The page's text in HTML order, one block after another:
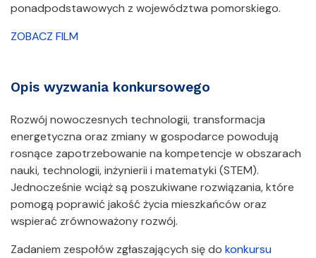
ponadpodstawowych z województwa pomorskiego.
ZOBACZ FILM
Opis wyzwania konkursowego
Rozwój nowoczesnych technologii, transformacja
energetyczna oraz zmiany w gospodarce powodują
rosnące zapotrzebowanie na kompetencje w obszarach
nauki, technologii, inżynierii i matematyki (STEM).
Jednocześnie wciąż są poszukiwane rozwiązania, które
pomogą poprawić jakość życia mieszkańców oraz
wspierać zrównoważony rozwój.
Zadaniem zespołów zgłaszających się do konkursu